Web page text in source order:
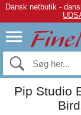
Dansk netbutik -
Pip Studio